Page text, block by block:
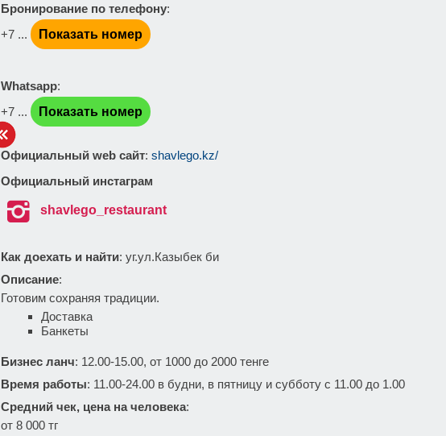
Бронирование по телефону:
+7 ...
Показать номер
Whatsapp:
+7 ...
Показать номер
Официальный web сайт: shavlego.kz/
Официальный инстаграм
 shavlego_restaurant
Как доехать и найти: уг.ул.Казыбек би
Описание:
Готовим сохраняя традиции.
Доставка
Банкеты
Бизнес ланч: 12.00-15.00, от 1000 до 2000 тенге
Время работы: 11.00-24.00 в будни, в пятницу и субботу с 11.00 до 1.00
Средний чек, цена на человека:
от 8 000 тг